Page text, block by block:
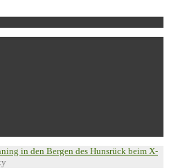
in den Bergen des Hunsrück beim X-